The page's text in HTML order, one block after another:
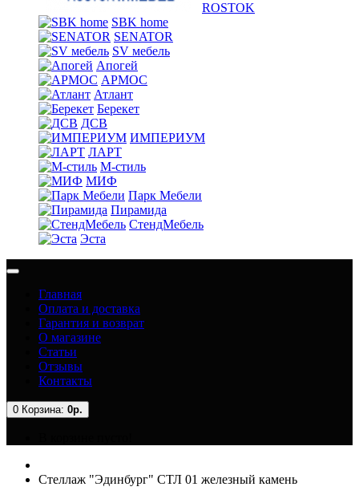
ROSTOK
SBK home
SENATOR
SV мебель
Апогей
АРМОС
Атлант
Берекет
ДСВ
ИМПЕРИУМ
ЛАРТ
М-стиль
МИФ
Парк Мебели
Пирамида
СтендМебель
Эста
Главная
Оплата и доставка
Гарантия и возврат
О магазине
Статьи
Отзывы
Контакты
0 Корзина: 0р.
Стеллаж "Эдинбург" СТЛ 01 железный камень